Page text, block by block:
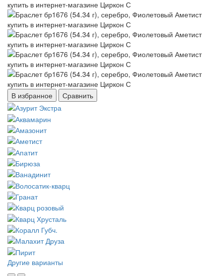
В избранное Сравнить
Другие варианты